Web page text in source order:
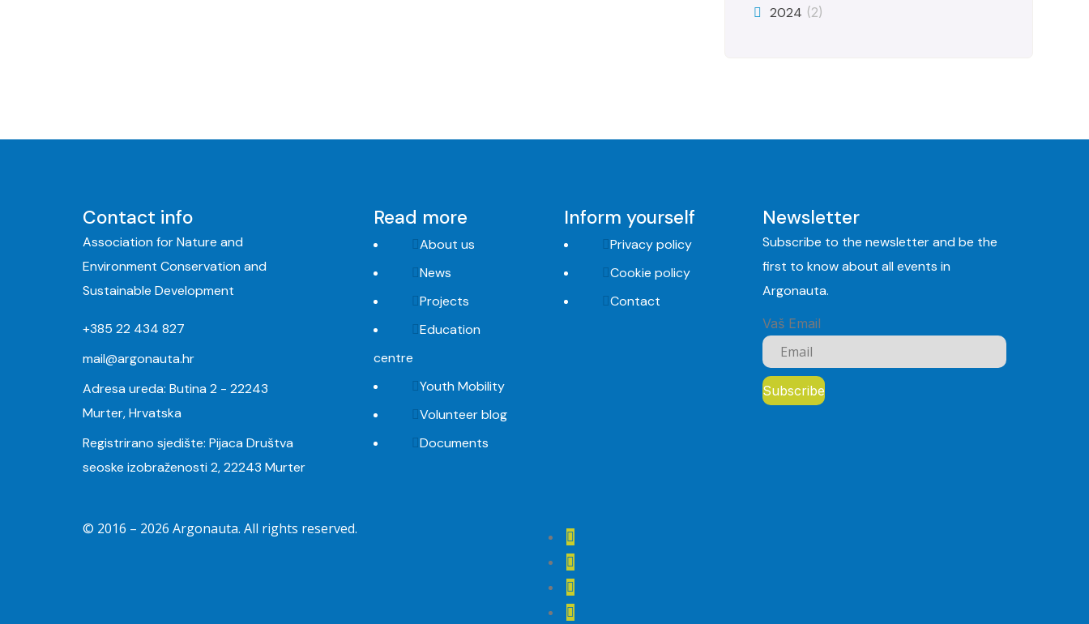
2024 (2)
Contact info
Association for Nature and
Environment Conservation and
Sustainable Development
+385 22 434 827
mail@argonauta.hr
Adresa ureda: Butina 2 - 22243
Murter, Hrvatska
Registrirano sjedište: Pijaca Društva
seoske izobraženosti 2, 22243 Murter
Read more
About us
News
Projects
Education
centre
Youth Mobility
Volunteer blog
Documents
Inform yourself
Privacy policy
Cookie policy
Contact
Newsletter
Subscribe to the newsletter and be the
first to know about all events in
Argonauta.
Vaš Email
© 2016 – 2026 Argonauta. All rights reserved.